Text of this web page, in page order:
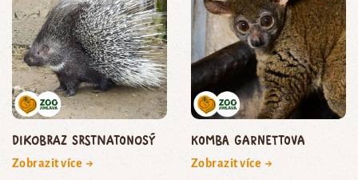
dikobraz srstnatonosý
Zobrazit více →
komba Garnettova
Zobrazit více →